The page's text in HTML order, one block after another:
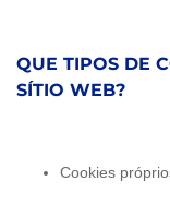
QUE TIPOS DE
SÍTIO WEB?
Cookies